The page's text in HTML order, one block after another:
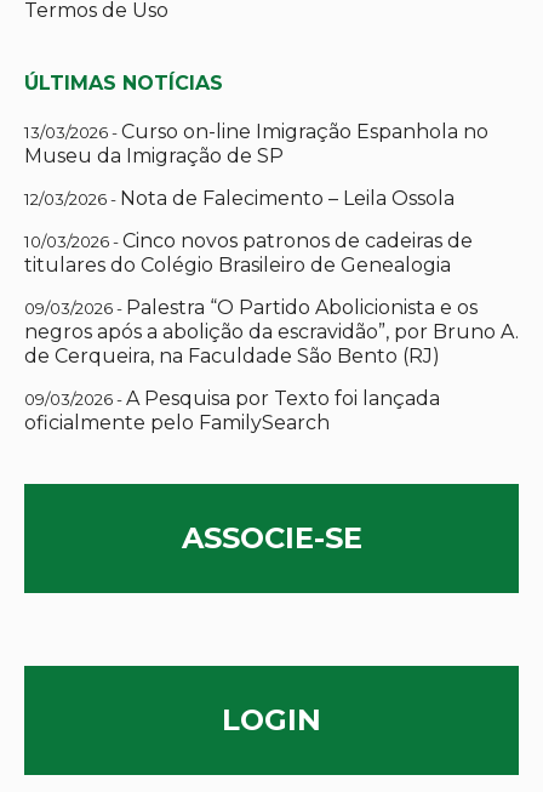
Termos de Uso
ÚLTIMAS NOTÍCIAS
13/03/2026 -Curso on-line Imigração Espanhola no
Museu da Imigração de SP
12/03/2026 - Nota de Falecimento – Leila Ossola
10/03/2026 -Cinco novos patronos de cadeiras de
titulares do Colégio Brasileiro de Genealogia
09/03/2026 - Palestra “O Partido Abolicionista e os
negros após a abolição da escravidão”, por Bruno A.
de Cerqueira, na Faculdade São Bento (RJ)
09/03/2026 -A Pesquisa por Texto foi lançada
oficialmente pelo FamilySearch
ASSOCIE-SE
LOGIN